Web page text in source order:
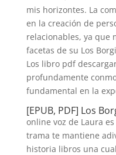
mis horizontes. La
en la creación de
relacionables, ya que
facetas de su Los
Los libro pdf
profundamente
fundamental en la
[EPUB, PDF] Los
online voz de Laura
trama te mantiene
historia libros una